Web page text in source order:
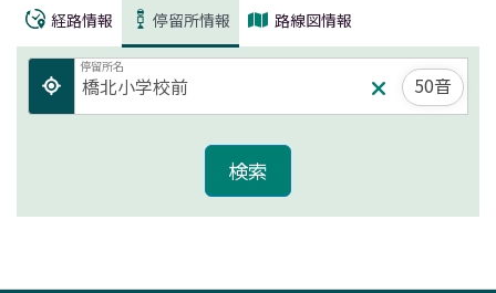
経路情報 停留所情報 路線図情報
停留所名
50音